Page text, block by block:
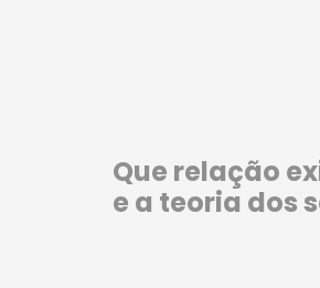
Que relação
e a teoria dos